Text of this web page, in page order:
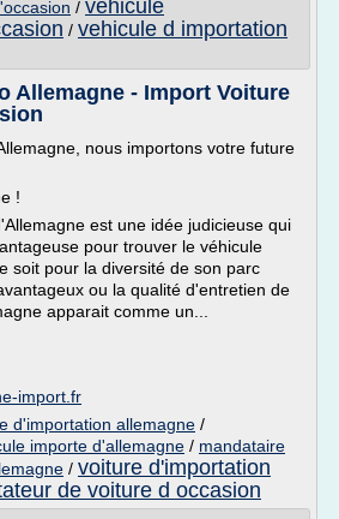
/ vehicule
/ vehicule d importation
Allemagne - Import Voiture
nous importons votre future
!
est une idée judicieuse qui
pour trouver le véhicule
soit pour la diversité de son parc
ou la qualité d'entretien de
apparait comme un...
import.fr
d'importation allemagne /
importe d'allemagne / mandataire
/ voiture d'importation
de voiture d occasion